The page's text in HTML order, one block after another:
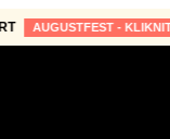
AUGUSTFEST - KLIKNITE TU